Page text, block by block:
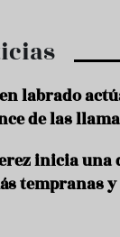
labrado
de las
inicia una
tempranas